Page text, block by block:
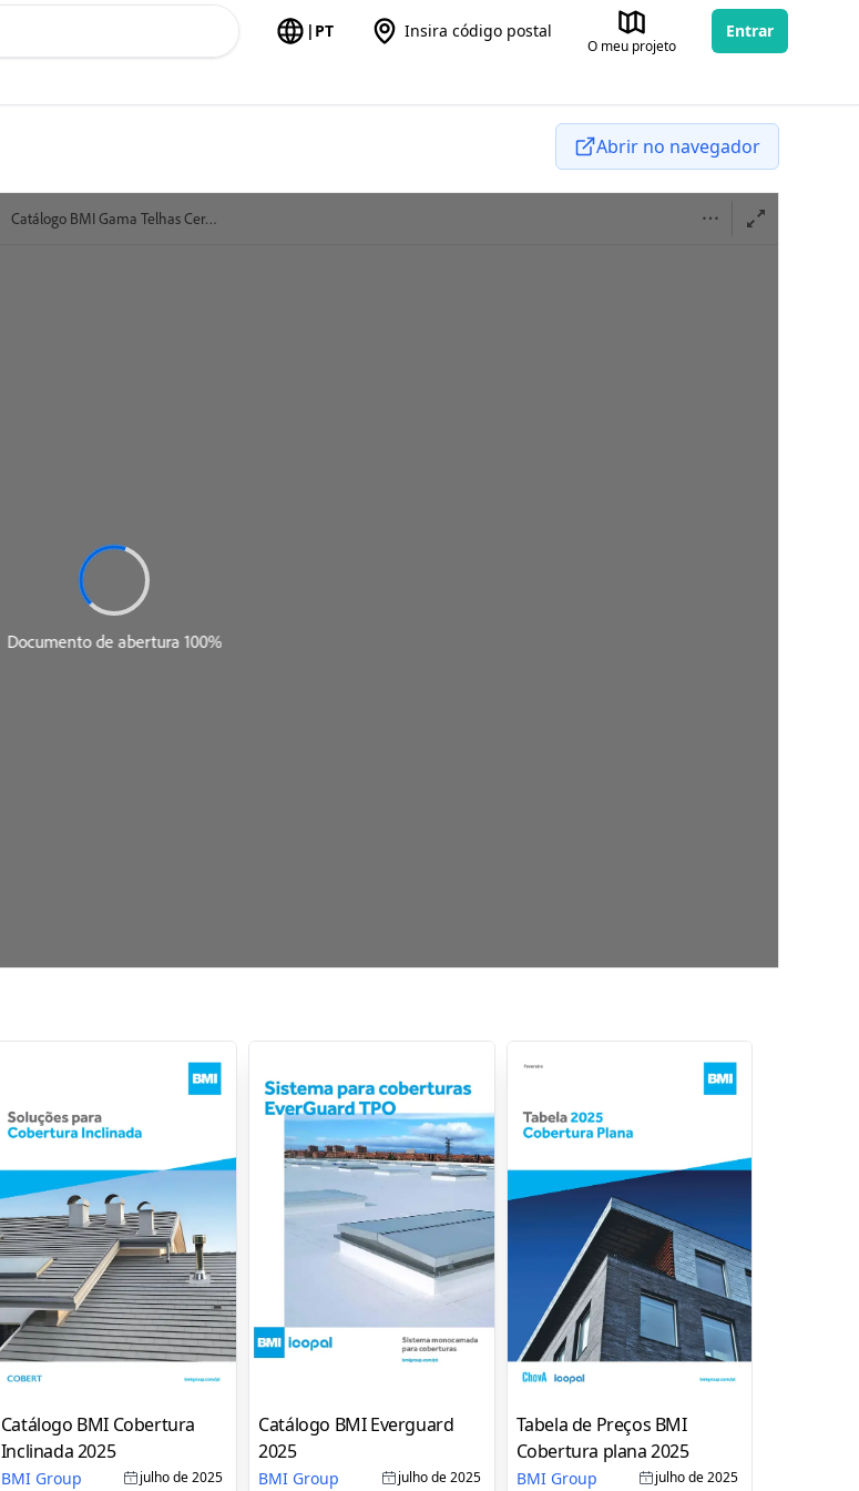
| PT Insira código postal
O meu projeto
Entrar
Abrir no navegador
Catálogo BMI Cobertura
Inclinada 2025
BMI Group julho de 2025
Catálogo BMI Everguard
2025
BMI Group julho de 2025
Tabela de Preços BMI
Cobertura plana 2025
BMI Group julho de 2025